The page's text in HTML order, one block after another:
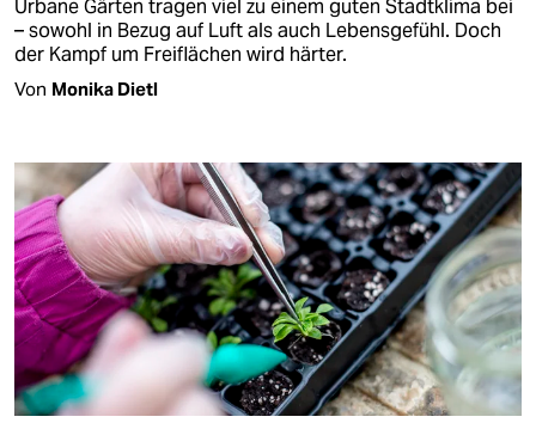
Urbane Gärten tragen viel zu einem guten Stadtklima bei
– sowohl in Bezug auf Luft als auch Lebensgefühl. Doch
der Kampf um Freiflächen wird härter.
Von Monika Dietl